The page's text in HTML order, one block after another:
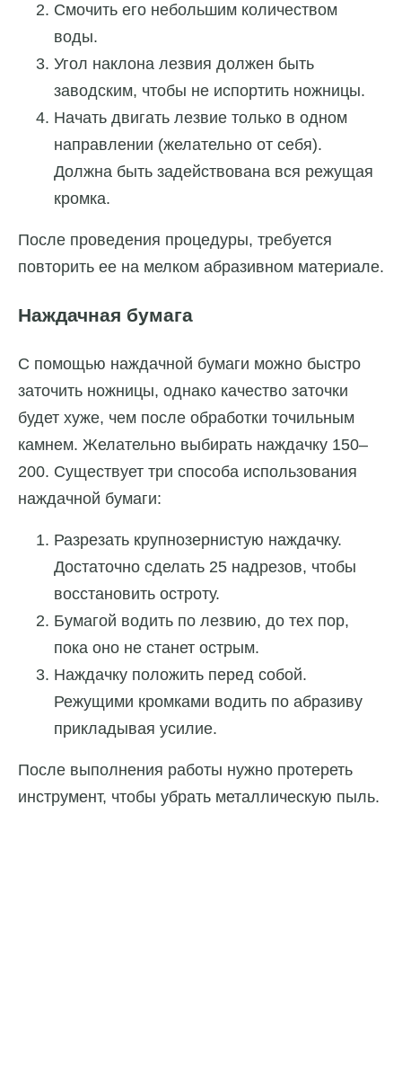
Смочить его небольшим количеством
воды.
Угол наклона лезвия должен быть
заводским, чтобы не испортить ножницы.
Начать двигать лезвие только в одном
направлении (желательно от себя).
Должна быть задействована вся режущая
кромка.
После проведения процедуры, требуется
повторить ее на мелком абразивном материале.
Наждачная бумага
С помощью наждачной бумаги можно быстро
заточить ножницы, однако качество заточки
будет хуже, чем после обработки точильным
камнем. Желательно выбирать наждачку 150–
200. Существует три способа использования
наждачной бумаги:
Разрезать крупнозернистую наждачку.
Достаточно сделать 25 надрезов, чтобы
восстановить остроту.
Бумагой водить по лезвию, до тех пор,
пока оно не станет острым.
Наждачку положить перед собой.
Режущими кромками водить по абразиву
прикладывая усилие.
После выполнения работы нужно протереть
инструмент, чтобы убрать металлическую пыль.